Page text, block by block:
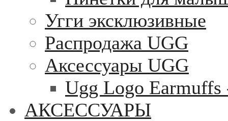
Угги эксклюзивные
Распродажа UGG
Аксессуары UGG
Ugg Logo
АКСЕССУАРЫ